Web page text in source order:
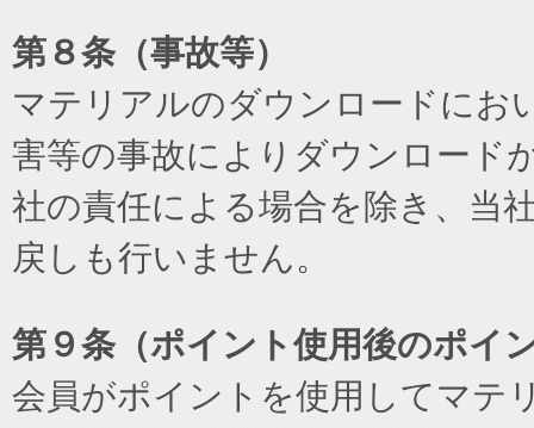
第８条（事故等）
マテリアルのダウンロードにお
害等の事故によりダウンロード
社の責任による場合を除き、当
戻しも行いません。
第９条（ポイント使用後のポイ
会員がポイントを使用してマテ